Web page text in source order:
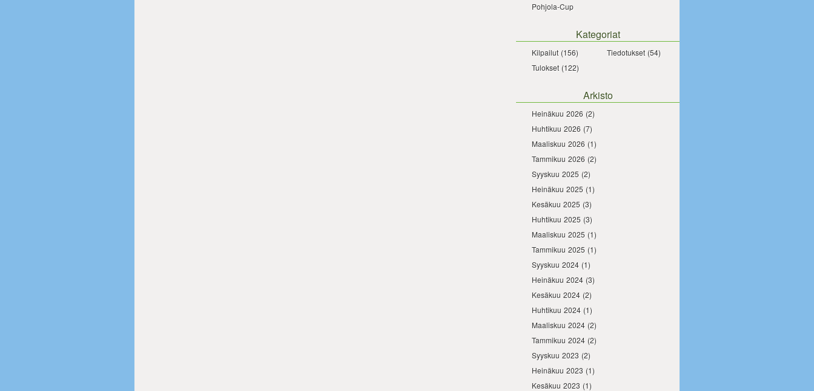
Pohjola-Cup
Kategoriat
Kilpailut (156) Tiedotukset(54)
Tulokset (122)
Arkisto
Heinäkuu 2026 (2)
Huhtikuu 2026 (7)
Maaliskuu 2026 (1)
Tammikuu 2026 (2)
Syyskuu 2025 (2)
Heinäkuu 2025 (1)
Kesäkuu 2025 (3)
Huhtikuu 2025 (3)
Maaliskuu 2025 (1)
Tammikuu 2025 (1)
Syyskuu 2024 (1)
Heinäkuu 2024 (3)
Kesäkuu 2024 (2)
Huhtikuu 2024 (1)
Maaliskuu 2024 (2)
Tammikuu 2024 (2)
Syyskuu 2023 (2)
Heinäkuu 2023 (1)
Kesäkuu 2023 (1)